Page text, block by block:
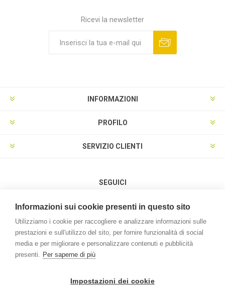
Ricevi la newsletter
INFORMAZIONI
PROFILO
SERVIZIO CLIENTI
SEGUICI
METODI DI PAGAMENTO
Informazioni sui cookie presenti in questo sito
Utilizziamo i cookie per raccogliere e analizzare informazioni sulle
prestazioni e sull'utilizzo del sito, per fornire funzionalità di social
media e per migliorare e personalizzare contenuti e pubblicità
presenti. Per saperne di più
Impostazioni dei cookie